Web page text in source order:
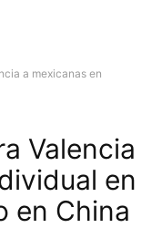
a mexicanas en
Valencia
en
en China